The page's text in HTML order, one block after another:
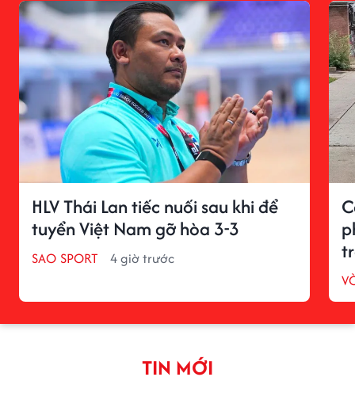
HLV Thái Lan tiếc nuối sau khi để
tuyển Việt Nam gỡ hòa 3-3
SAO SPORT 4 giờ trước
TIN MỚI